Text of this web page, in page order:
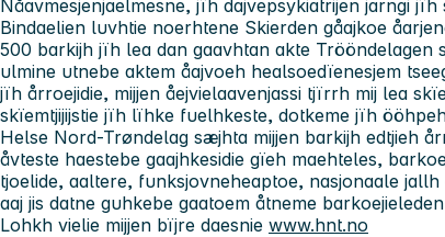
Nåavmesjenjaelmesne, jïh dajvepsykiatrijen jarngi
Bindaelien luvhtie noerhtene Skierden gåajkoe
500 barkijh jïh lea dan gaavhtan akte Trööndelagen
ulmine utnebe aktem åajvoeh healsoedïenesjem
jïh årroejidie, mijjen åejvielaavenjassi tjïrrh mij lea
skïemtjijijstie jïh lïhke fuelhkeste, dotkeme jïh
Helse Nord-Trøndelag sæjhta mijjen barkijh edtjieh
åvteste haestebe gaajhkesidie gïeh maehteles,
tjoelide, aaltere, funksjovneheaptoe, nasjonaale
aaj jis datne guhkebe gaatoem åtneme
Lohkh vielie mijjen bïjre daesnie www.hnt.no